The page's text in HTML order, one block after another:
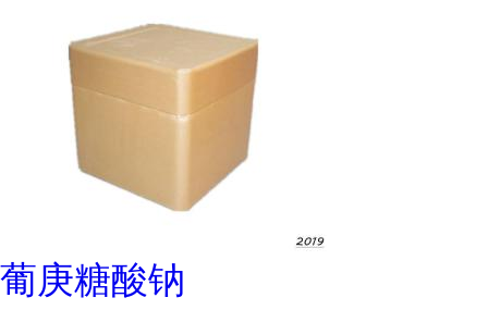
葡庚糖酸钠